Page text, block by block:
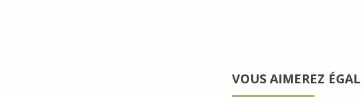
VOUS AIMEREZ